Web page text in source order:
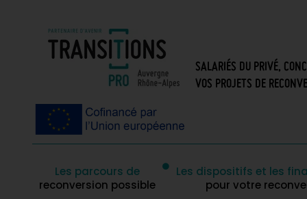
SALARIÉS DU PRIVÉ,
VOS PROJETS DE
Les parcours de
reconversion possible
Les dispositifs et les
pour votre